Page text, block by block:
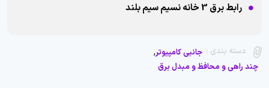
رابط برق 3 خانه نسیم سیم بلند
دسته بندی : جانبی کامپیوتر,
چند راهی و محافظ و مبدل برق